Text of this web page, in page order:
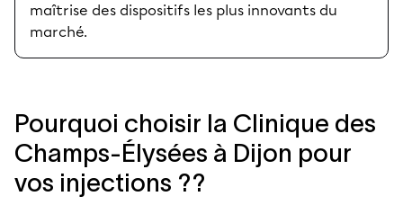
maîtrise des dispositifs les plus innovants du
marché.
Pourquoi choisir la Clinique des
Champs-Élysées à Dijon pour
vos injections ??